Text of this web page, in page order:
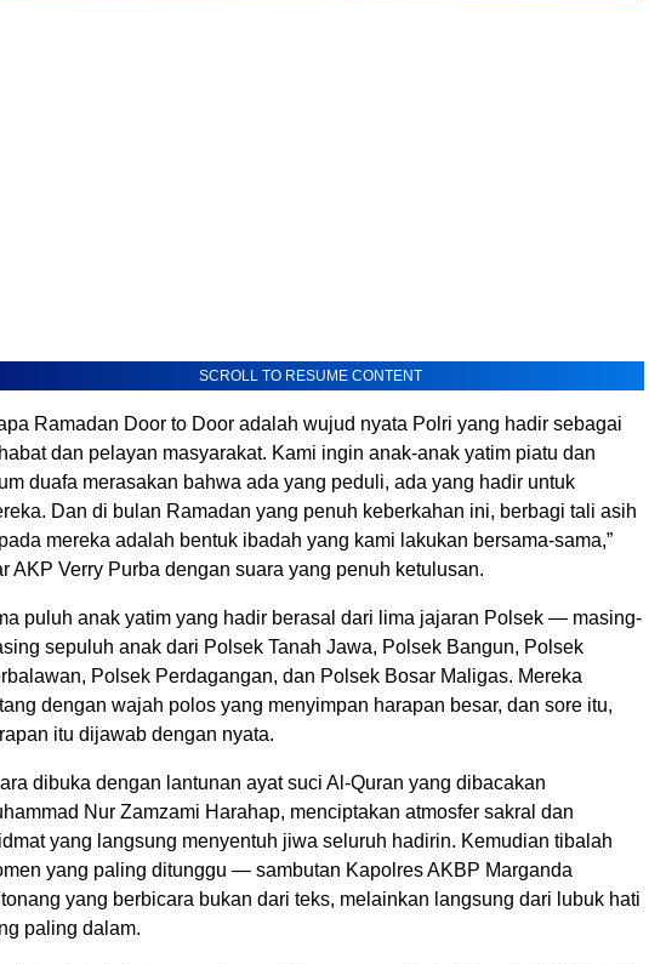
SCROLL TO RESUME CONTENT
Ramadan Door to Door adalah wujud nyata Polri yang hadir sebagai
dan pelayan masyarakat. Kami ingin anak-anak yatim piatu dan
duafa merasakan bahwa ada yang peduli, ada yang hadir untuk
Dan di bulan Ramadan yang penuh keberkahan ini, berbagi tali asih
mereka adalah bentuk ibadah yang kami lakukan bersama-sama,”
AKP Verry Purba dengan suara yang penuh ketulusan.
puluh anak yatim yang hadir berasal dari lima jajaran Polsek — masing-
sepuluh anak dari Polsek Tanah Jawa, Polsek Bangun, Polsek
Polsek Perdagangan, dan Polsek Bosar Maligas. Mereka
dengan wajah polos yang menyimpan harapan besar, dan sore itu,
itu dijawab dengan nyata.
dibuka dengan lantunan ayat suci Al-Quran yang dibacakan
Nur Zamzami Harahap, menciptakan atmosfer sakral dan
yang langsung menyentuh jiwa seluruh hadirin. Kemudian tibalah
yang paling ditunggu — sambutan Kapolres AKBP Marganda
yang berbicara bukan dari teks, melainkan langsung dari lubuk hati
paling dalam.